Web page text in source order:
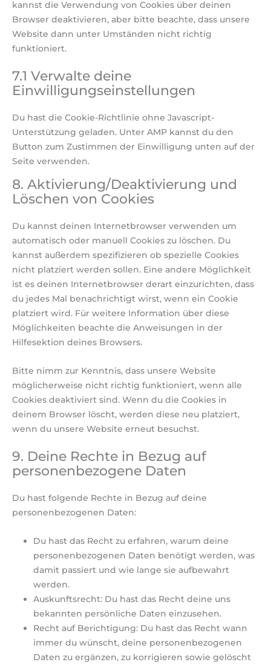
kannst die Verwendung von Cookies über deinen
Browser deaktivieren, aber bitte beachte, dass unsere
Website dann unter Umständen nicht richtig
funktioniert.
7.1 Verwalte deine
Einwilligungseinstellungen
Du hast die Cookie-Richtlinie ohne Javascript-
Unterstützung geladen. Unter AMP kannst du den
Button zum Zustimmen der Einwilligung unten auf der
Seite verwenden.
8. Aktivierung/Deaktivierung und
Löschen von Cookies
Du kannst deinen Internetbrowser verwenden um
automatisch oder manuell Cookies zu löschen. Du
kannst außerdem spezifizieren ob spezielle Cookies
nicht platziert werden sollen. Eine andere Möglichkeit
ist es deinen Internetbrowser derart einzurichten, dass
du jedes Mal benachrichtigt wirst, wenn ein Cookie
platziert wird. Für weitere Information über diese
Möglichkeiten beachte die Anweisungen in der
Hilfesektion deines Browsers.
Bitte nimm zur Kenntnis, dass unsere Website
möglicherweise nicht richtig funktioniert, wenn alle
Cookies deaktiviert sind. Wenn du die Cookies in
deinem Browser löscht, werden diese neu platziert,
wenn du unsere Website erneut besuchst.
9. Deine Rechte in Bezug auf
personenbezogene Daten
Du hast folgende Rechte in Bezug auf deine
personenbezogenen Daten:
Du hast das Recht zu erfahren, warum deine
personenbezogenen Daten benötigt werden, was
damit passiert und wie lange sie aufbewahrt
werden.
Auskunftsrecht: Du hast das Recht deine uns
bekannten persönliche Daten einzusehen.
Recht auf Berichtigung: Du hast das Recht wann
immer du wünscht, deine personenbezogenen
Daten zu ergänzen, zu korrigieren sowie gelöscht